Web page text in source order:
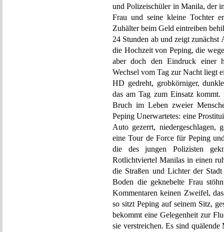
und Polizeischüler in Manila, der
Frau und seine kleine Tochter
Zuhälter beim Geld eintreiben
24 Stunden ab und zeigt zunächst
die Hochzeit von Peping, die
aber doch den Eindruck einer
Wechsel vom Tag zur Nacht liegt
HD gedreht, grobkörniger,
das am Tag zum Einsatz
Bruch im Leben zweier
Peping Unerwartetes: eine
Auto gezerrt, niedergeschlagen,
eine Tour de Force für Peping
die des jungen Polizisten
Rotlichtviertel Manilas in einen
die Straßen und Lichter der
Boden die geknebelte Frau
Kommentaren keinen Zweifel,
so sitzt Peping auf seinem Sitz,
bekommt eine Gelegenheit zur
sie verstreichen. Es sind